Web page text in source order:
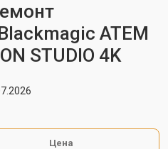
ATEM
STUDIO 4K
Цена